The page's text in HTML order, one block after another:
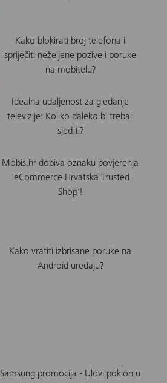
Kako blokirati broj telefona i
spriječiti neželjene pozive i poruke
na mobitelu?
Idealna udaljenost za gledanje
televizije: Koliko daleko bi trebali
sjediti?
Mobis.hr dobiva oznaku povjerenja
'eCommerce Hrvatska Trusted
Shop'!
Kako vratiti izbrisane poruke na
Android uređaju?
Samsung promocija - Ulovi poklon u